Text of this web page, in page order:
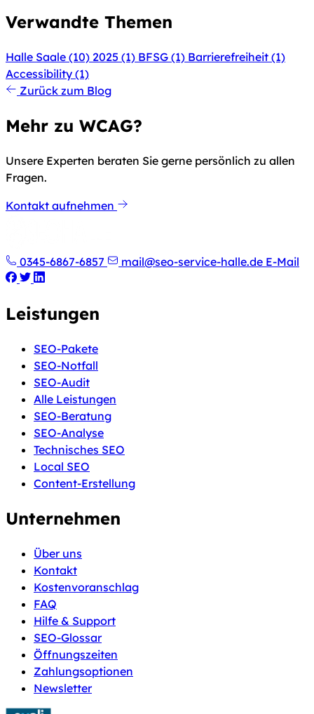
Verwandte Themen
Halle Saale (10) 2025 (1) BFSG (1) Barrierefreiheit (1)
Accessibility (1)
Zurück zum Blog
Mehr zu WCAG?
Unsere Experten beraten Sie gerne persönlich zu allen
Fragen.
Kontakt aufnehmen
0345-6867-6857 mail@seo-service-halle.de E-Mail
Leistungen
SEO-Pakete
SEO-Notfall
SEO-Audit
Alle Leistungen
SEO-Beratung
SEO-Analyse
Technisches SEO
Local SEO
Content-Erstellung
Unternehmen
Über uns
Kontakt
Kostenvoranschlag
FAQ
Hilfe & Support
SEO-Glossar
Öffnungszeiten
Zahlungsoptionen
Newsletter